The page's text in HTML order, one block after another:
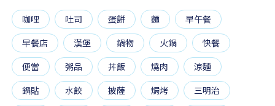
咖哩 吐司 蛋餅 麵
早午餐
早餐店
漢堡 鍋物 火鍋
快餐
便當
粥品 丼飯 燒肉
涼麵
鍋貼
水餃 披薩 焗烤
三明治